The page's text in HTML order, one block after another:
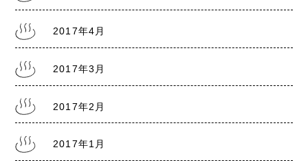
2017年4月
2017年3月
2017年2月
2017年1月